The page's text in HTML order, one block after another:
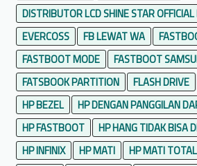
m
a
n
P
e
r
a
n
g
DISTRIBUTOR LCD SHINE STAR
EVERCOSS
FB LEWAT WA
FASTBOOT MODE
FASTBOOT
FATSBOOK PARTITION
FLASH DRIVE
HP BEZEL
HP DENGAN PANGGILAN
HP FASTBOOT
HP HANG TIDAK BISA
HP INFINIX
HP MATI HP MATI TOTAL